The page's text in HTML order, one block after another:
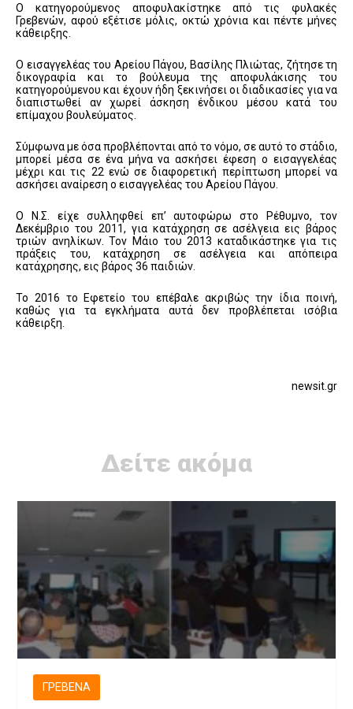
Ο κατηγορούμενος αποφυλακίστηκε από τις φυλακές
Γρεβενών, αφού εξέτισε μόλις, οκτώ χρόνια και πέντε μήνες
κάθειρξης.
Ο εισαγγελέας του Αρείου Πάγου, Βασίλης Πλιώτας, ζήτησε τη
δικογραφία και το βούλευμα της αποφυλάκισης του
κατηγορούμενου και έχουν ήδη ξεκινήσει οι διαδικασίες για να
διαπιστωθεί αν χωρεί άσκηση ένδικου μέσου κατά του
επίμαχου βουλεύματος.
Σύμφωνα με όσα προβλέπονται από το νόμο, σε αυτό το στάδιο,
μπορεί μέσα σε ένα μήνα να ασκήσει έφεση ο εισαγγελέας
μέχρι και τις 22 ενώ σε διαφορετική περίπτωση μπορεί να
ασκήσει αναίρεση ο εισαγγελέας του Αρείου Πάγου.
Ο Ν.Σ. είχε συλληφθεί επ’ αυτοφώρω στο Ρέθυμνο, τον
Δεκέμβριο του 2011, για κατάχρηση σε ασέλγεια εις βάρος
τριών ανηλίκων. Τον Μάιο του 2013 καταδικάστηκε για τις
πράξεις του, κατάχρηση σε ασέλγεια και απόπειρα
κατάχρησης, εις βάρος 36 παιδιών.
Το 2016 το Εφετείο του επέβαλε ακριβώς την ίδια ποινή,
καθώς για τα εγκλήματα αυτά δεν προβλέπεται ισόβια
κάθειρξη.
newsit.gr
Δείτε ακόμα
ΓΡΕΒΕΝΆ